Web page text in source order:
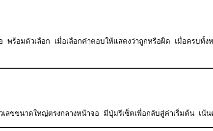
อมตัวเลือก เมื่อเลือกคำตอบให้แสดงว่าถูกหรือผิด เมื่อครบทั้
ขขนาดใหญ่ตรงกลางหน้าจอ มีปุ่มรีเซ็ตเพื่อกลับสู่ค่าเริ่มต้น เน้น